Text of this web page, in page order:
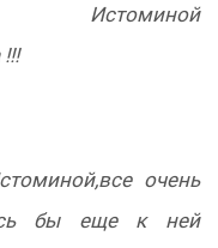
Истоминой
очень
бы еще к ней